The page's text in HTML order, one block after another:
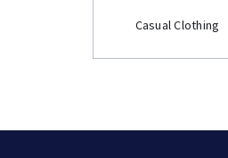
Casual Clothing